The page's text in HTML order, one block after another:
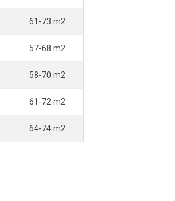
61-73 m2
57-68 m2
58-70 m2
61-72 m2
64-74 m2